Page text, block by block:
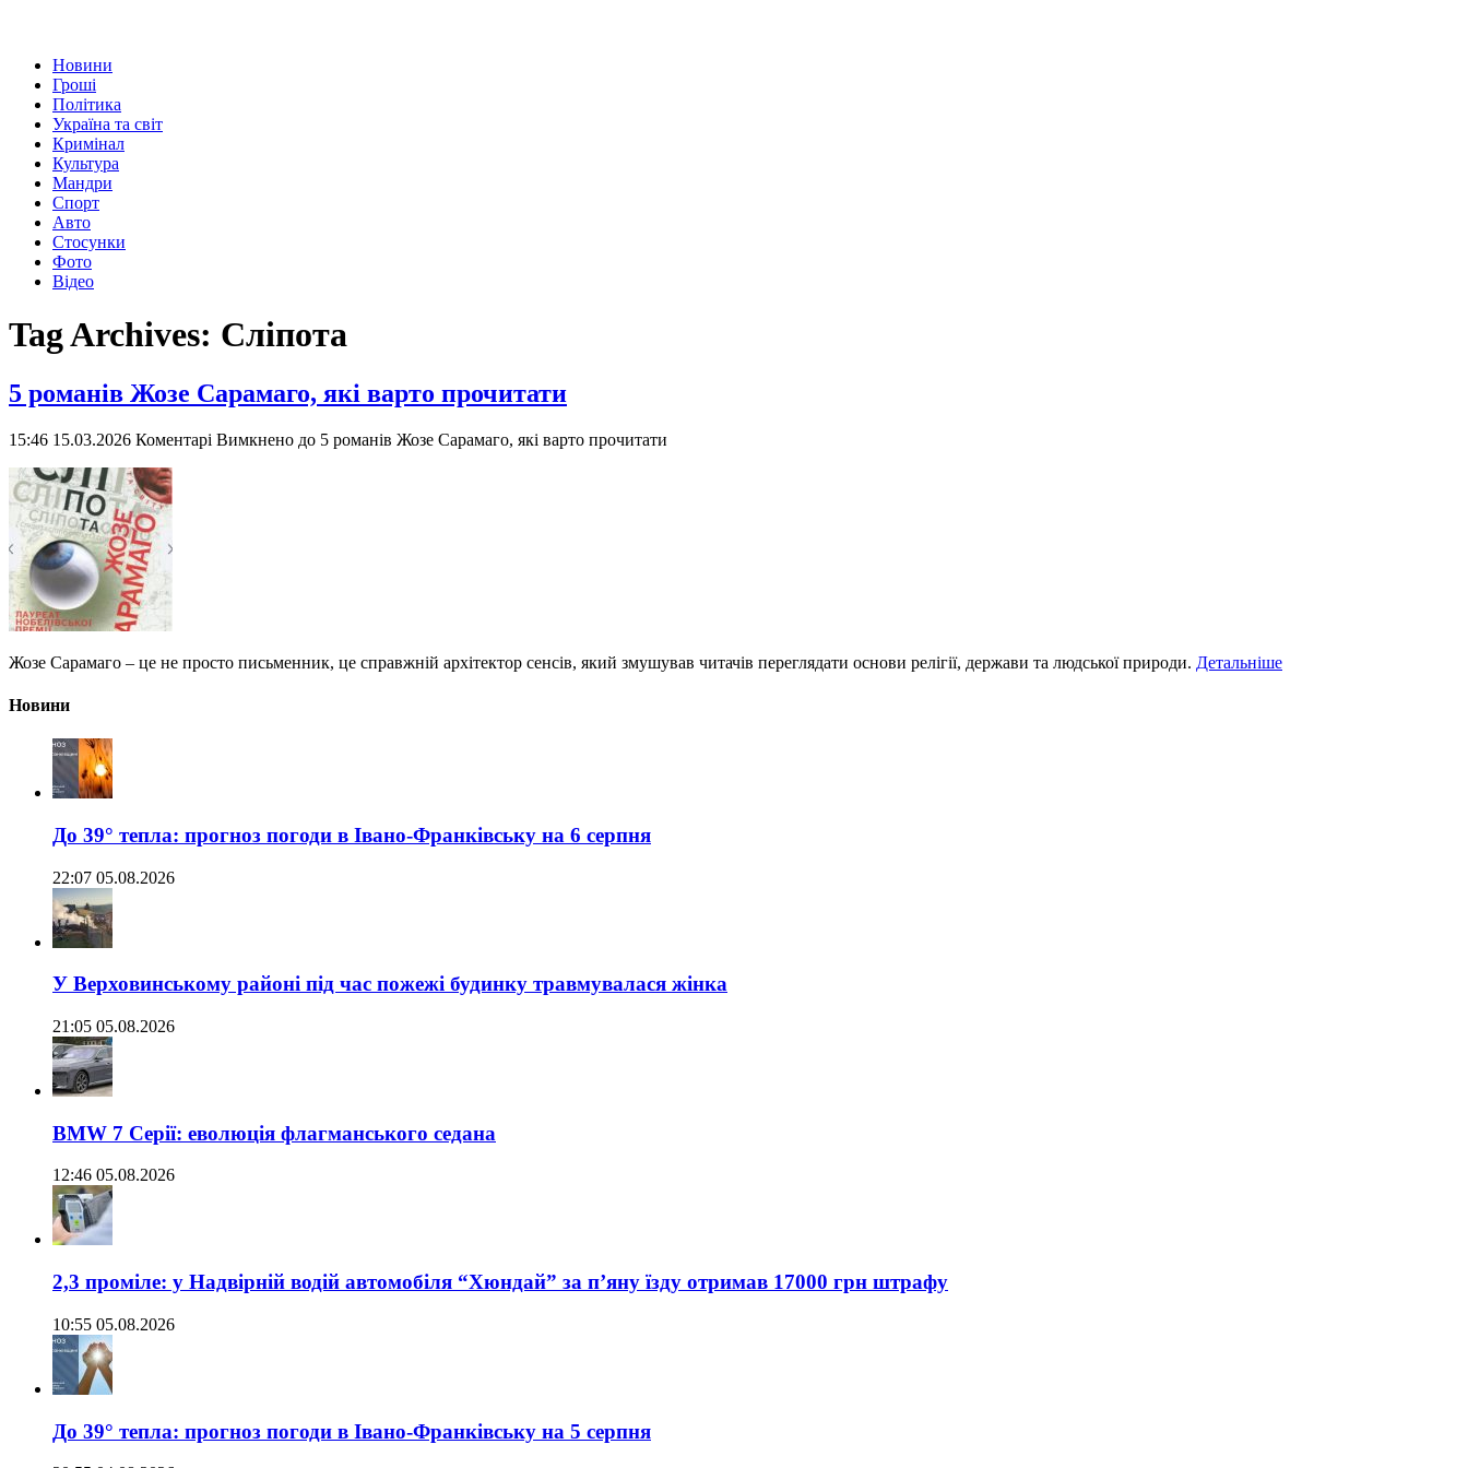
Новини
Гроші
Політика
Україна та світ
Кримінал
Культура
Мандри
Спорт
Авто
Стосунки
Фото
Відео
Tag Archives: Сліпота
5 романів Жозе Сарамаго, які варто прочитати
15:46 15.03.2026 Коментарі Вимкнено до 5 романів Жозе Сарамаго, які варто прочитати
Жозе Сарамаго – це не просто письменник, це справжній архітектор сенсів, який змушував читачів переглядати основи релігії, держави та людської природи. Детальніше
Новини
До 39° тепла: прогноз погоди в Івано-Франківську на 6 серпня
22:07 05.08.2026
У Верховинському районі під час пожежі будинку травмувалася жінка
21:05 05.08.2026
BMW 7 Серії: еволюція флагманського седана
12:46 05.08.2026
2,3 проміле: у Надвірній водій автомобіля “Хюндай” за п’яну їзду отримав 17000 грн штрафу
10:55 05.08.2026
До 39° тепла: прогноз погоди в Івано-Франківську на 5 серпня